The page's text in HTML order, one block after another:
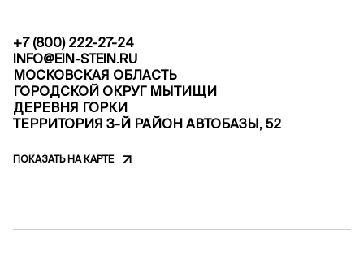
+7 (800) 222-27-24
INFO@EIN-STEIN.RU
МОСКОВСКАЯ ОБЛАСТЬ
ГОРОДСКОЙ ОКРУГ МЫТИЩИ
ДЕРЕВНЯ ГОРКИ
ТЕРРИТОРИЯ 3-Й РАЙОН АВТОБАЗЫ, 52
ПОКАЗАТЬ НА КАРТЕ